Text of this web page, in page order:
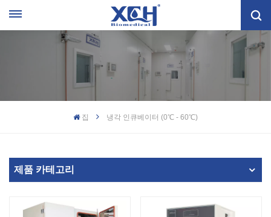
집 냉각 인큐베이터 (0℃ - 60℃)
제품 카테고리